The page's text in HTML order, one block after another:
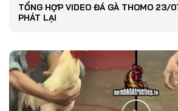
TỔNG HỢP VIDEO ĐÁ GÀ THOMO
PHÁT LẠI